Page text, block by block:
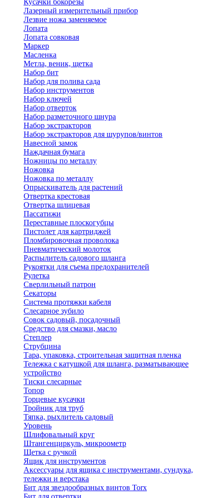
Кусачки бокорезы
Лазерный измерительный прибор
Лезвие ножа заменяемое
Лопата
Лопата совковая
Маркер
Масленка
Метла, веник, щетка
Набор бит
Набор для полива сада
Набор инструментов
Набор ключей
Набор отверток
Набор разметочного шнура
Набор экстракторов
Набор экстракторов для шурупов/винтов
Навесной замок
Наждачная бумага
Ножницы по металлу
Ножовка
Ножовка по металлу
Опрыскиватель для растений
Отвертка крестовая
Отвертка шлицевая
Пассатижи
Переставные плоскогубцы
Пистолет для картриджей
Пломбировочная проволока
Пневматический молоток
Распылитель садового шланга
Рукоятки для съема предохранителей
Рулетка
Сверлильный патрон
Секаторы
Система протяжки кабеля
Слесарное зубило
Совок садовый, посадочный
Средство для смазки, масло
Степлер
Струбцина
Тара, упаковка, строительная защитная пленка
Тележка с катушкой для шланга, разматывающее
устройство
Тиски слесарные
Топор
Торцевые кусачки
Тройник для труб
Тяпка, рыхлитель садовый
Уровень
Шлифовальный круг
Штангенциркуль, микроометр
Щетка с ручкой
Ящик для инструментов
Аксессуары для ящика с инструментами, сундука,
тележки и верстака
Бит для звездообразных винтов Torx
Бит для отвертки